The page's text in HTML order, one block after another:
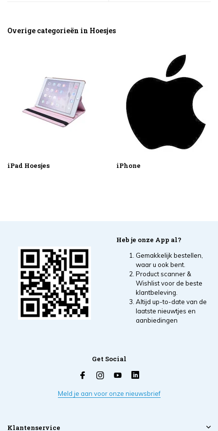
Overige categorieën in Hoesjes
iPad Hoesjes iPhone
Heb je onze App al?
Gemakkelijk bestellen,
waar u ook bent.
Product scanner &
Wishlist voor de beste
klantbeleving.
Altijd up-to-date van de
laatste nieuwtjes en
aanbiedingen
Get Social
Meld je aan voor onze nieuwsbrief
Klantenservice